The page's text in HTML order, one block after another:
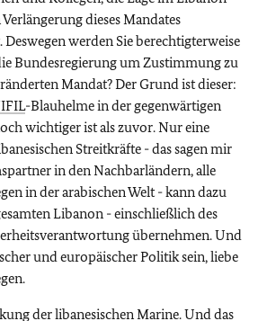
dieses Mandates
werden Sie berechtigterweise
Bundesregierung um Zustimmung zu
Mandat? Der Grund ist dieser:
-Blauhelme in der gegenwärtigen
wichtiger ist als zuvor. Nur eine
Streitkräfte - das sagen mir
in den Nachbarländern, alle
in der arabischen Welt - kann dazu
Libanon - einschließlich des
übernehmen. Und
und europäischer Politik sein, liebe
der libanesischen Marine. Und das